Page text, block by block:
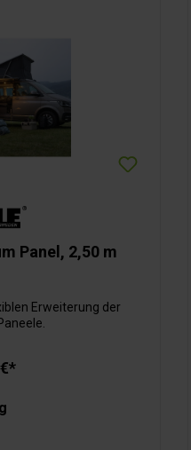
Panel, 2,50 m
Erweiterung der